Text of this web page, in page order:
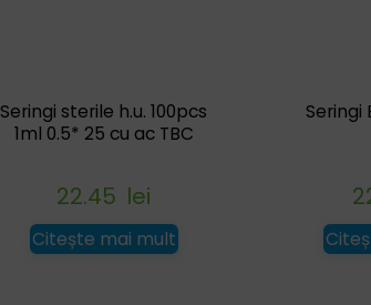
Seringi sterile h.u. 100pcs
1ml 0.5* 25 cu ac TBC
22.45 lei
Citește mai mult
Seringi